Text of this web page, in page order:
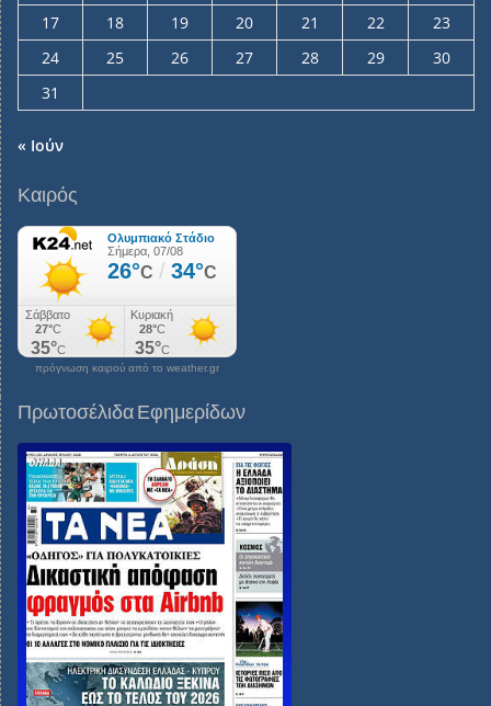
17
18 19 20 21 22
23
24
25 26 27 28 29
30
31
« Ιούν
Καιρός
πρόγνωση καιρού από το weather.gr
Πρωτοσέλιδα Εφημερίδων